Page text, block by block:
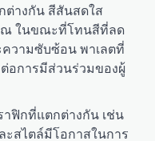
ต่างกัน สีสันสดใส
ณ ในขณะที่โทนสีที่ลด
วามซับซ้อน พาเลตที่
อการมีส่วนร่วมของผู้
าฟิกที่แตกต่างกัน เช่น
ะสไตล์มีโอกาสในการ